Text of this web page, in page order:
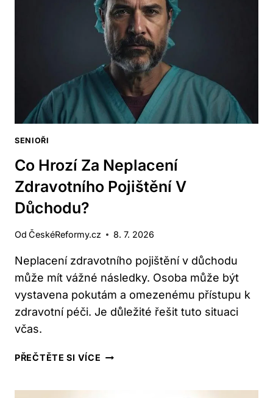
MOŽNOSTI
A
TIPY
SENIOŘI
Co Hrozí Za Neplacení
Zdravotního Pojištění V
Důchodu?
Od ČeskéReformy.cz 8. 7. 2026
Neplacení zdravotního pojištění v důchodu
může mít vážné následky. Osoba může být
vystavena pokutám a omezenému přístupu k
zdravotní péči. Je důležité řešit tuto situaci
včas.
PŘEČTĚTE SI VÍCE CO